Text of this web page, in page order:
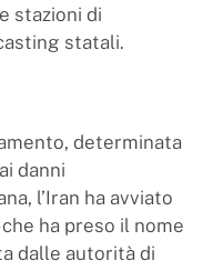
stazioni di
statali.
determinata
danni
l’Iran ha avviato
ha preso il nome
dalle autorità di